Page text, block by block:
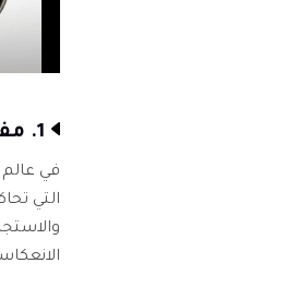
1. مفهوم الزجاج السائل في تقنيات الهواتف الذكية
في عالم
التي